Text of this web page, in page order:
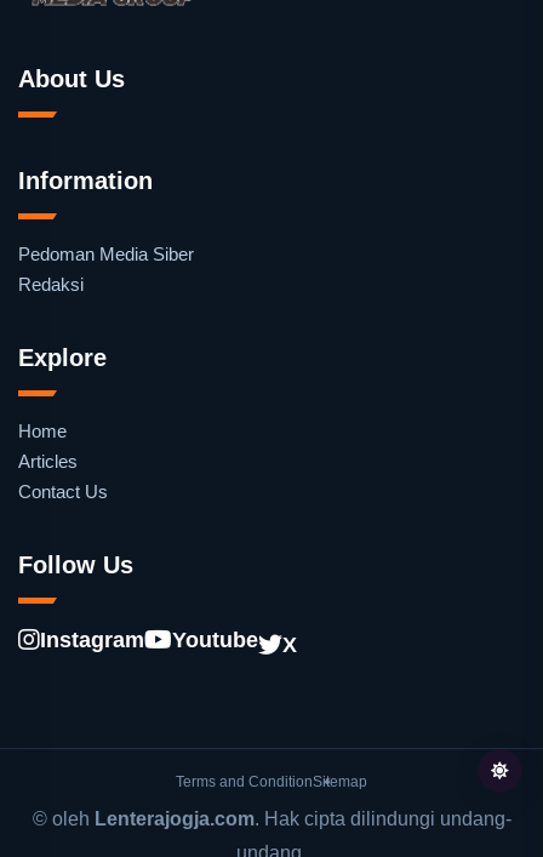
About Us
Information
Pedoman Media Siber
Redaksi
Explore
Home
Articles
Contact Us
Follow Us
Instagram Youtube X
Terms and ConditionSitemap
© oleh Lenterajogja.com. Hak cipta dilindungi undang-
undang.